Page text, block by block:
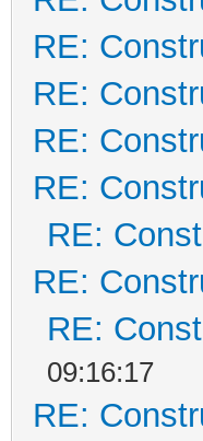
RE:
RE:
RE:
RE:
RE:
RE:
RE:
09:16:17
RE: